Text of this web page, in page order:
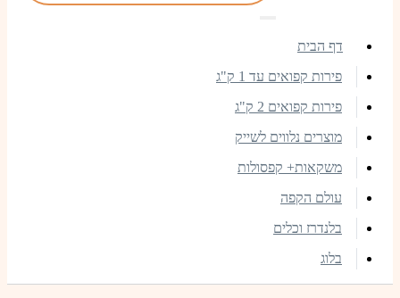
דף הבית
פירות קפואים עד 1 ק"ג
פירות קפואים 2 ק"ג
מוצרים נלווים לשייק
משקאות+ קפסולות
עולם הקפה
בלנדרז וכלים
בלוג